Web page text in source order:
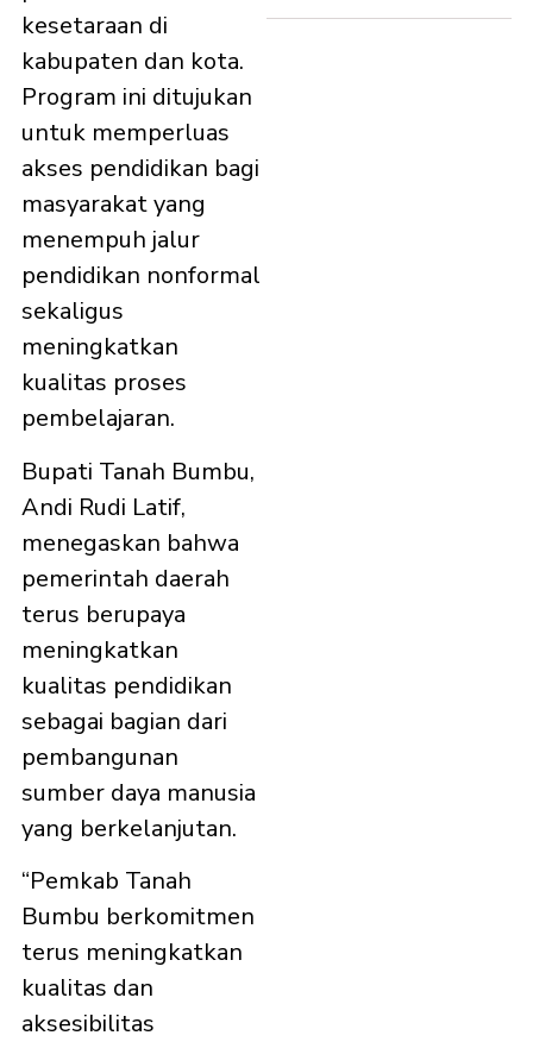
kesetaraan di
kabupaten dan kota.
Program ini ditujukan
untuk memperluas
akses pendidikan bagi
masyarakat yang
menempuh jalur
pendidikan nonformal
sekaligus
meningkatkan
kualitas proses
pembelajaran.
Bupati Tanah Bumbu,
Andi Rudi Latif,
menegaskan bahwa
pemerintah daerah
terus berupaya
meningkatkan
kualitas pendidikan
sebagai bagian dari
pembangunan
sumber daya manusia
yang berkelanjutan.
“Pemkab Tanah
Bumbu berkomitmen
terus meningkatkan
kualitas dan
aksesibilitas